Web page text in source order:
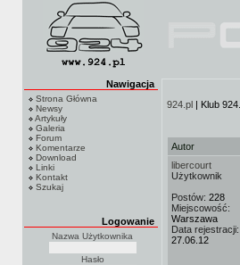
Nawigacja
Strona Główna
Newsy
Artykuły
Galeria
Forum
Komentarze
Download
Linki
Kontakt
Szukaj
Logowanie
Nazwa Użytkownika
Hasło
924.pl | Klub
Autor
libercourt
Użytkownik
Postów: 228
Miejscowość:
Warszawa
Data rejestracji:
27.06.12